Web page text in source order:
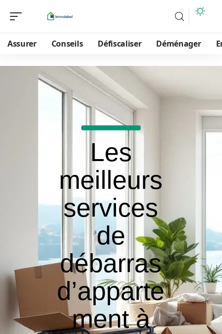
Assurer Conseils Défiscaliser Déménager
Les
meilleurs
services
de
débarras
d’apparte
ment à